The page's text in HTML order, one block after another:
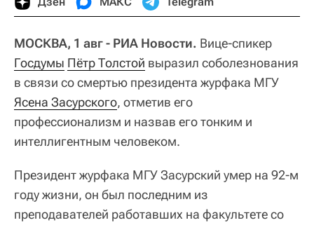
МОСКВА, 1 авг - РИА Новости. Вице-спикер
Госдумы Пётр Толстой выразил соболезнования
в связи со смертью президента журфака МГУ
Ясена Засурского, отметив его
профессионализм и назвав его тонким и
интеллигентным человеком.
Президент журфака МГУ Засурский умер на 92-м
году жизни, он был последним из
преподавателей работавших на факультете со